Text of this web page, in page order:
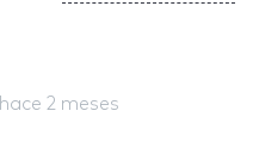
hace 2 meses